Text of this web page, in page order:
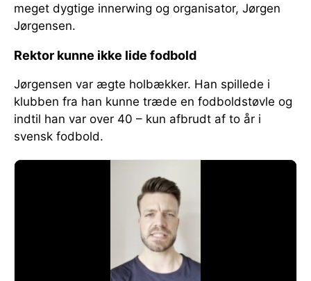
meget dygtige innerwing og organisator, Jørgen
Jørgensen.
Rektor kunne ikke lide fodbold
Jørgensen var ægte holbækker. Han spillede i
klubben fra han kunne træde en fodboldstøvle og
indtil han var over 40 – kun afbrudt af to år i
svensk fodbold.